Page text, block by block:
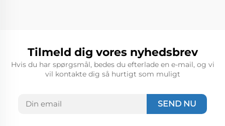
Tilmeld dig vores nyhedsbrev
Hvis du har spørgsmål, bedes du efterlade en e-mail, og vi
vil kontakte dig så hurtigt som muligt
SEND NU